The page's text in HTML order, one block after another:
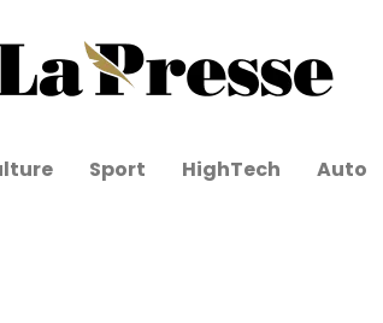
Sport HighTech Auto